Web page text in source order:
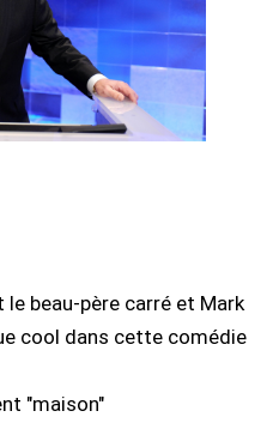
le beau-père carré et Mark
cool dans cette comédie
"maison"